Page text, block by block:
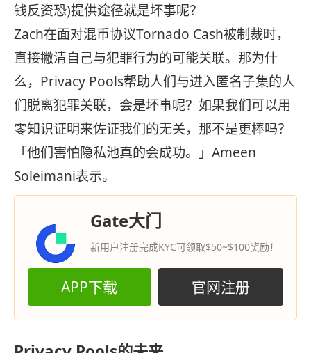
钱反资恐)提供途径就是坏事呢？
Zach在面对混币协议Tornado Cash被制裁时，
直接撇清自己与犯罪行为的可能关联。那为什
么，Privacy Pools帮助人们与进入匿名子集的人
们脱离犯罪关联，会是坏事呢？如果我们可以用
零知识证明来佐证我们的无关，那不是更棒吗？
「他们害怕隐私池真的会成功。」Ameen
Soleimani表示。
Gate大门
新用户注册完成KYC可领取$50~$100奖励！
APP下载 官网注册